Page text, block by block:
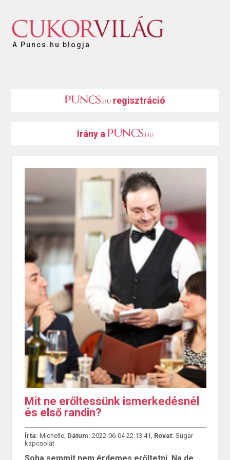
A Puncs.hu blogja
regisztráció
Irány a
Mit ne erőltessünk ismerkedésnél
és első randin?
Írta: Michelle, Dátum: 2022-06-04 22:13:41, Rovat: Sugar
kapcsolat